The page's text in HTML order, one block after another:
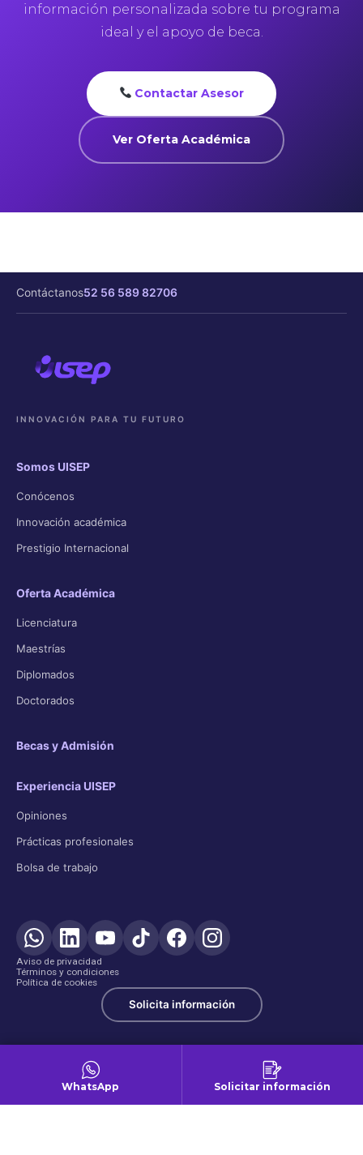
información personalizada sobre tu programa
ideal y el apoyo de beca.
Contactar Asesor
Ver Oferta Académica
Contáctanos52 56 589 82706
INNOVACIÓN PARA TU FUTURO
Somos UISEP
Conócenos
Innovación académica
Prestigio Internacional
Oferta Académica
Licenciatura
Maestrías
Diplomados
Doctorados
Becas y Admisión
Experiencia UISEP
Opiniones
Prácticas profesionales
Bolsa de trabajo
Aviso de privacidad
Términos y condiciones
Política de cookies
Solicita información
WhatsApp Solicitar información